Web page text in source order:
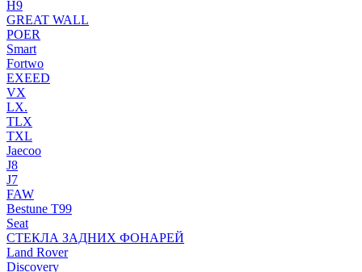
H9
GREAT WALL
POER
Smart
Fortwo
EXEED
VX
LX.
TLX
TXL
Jaecoo
J8
J7
FAW
Bestune T99
Seat
СТЕКЛА ЗАДНИХ ФОНАРЕЙ
Land Rover
Discovery